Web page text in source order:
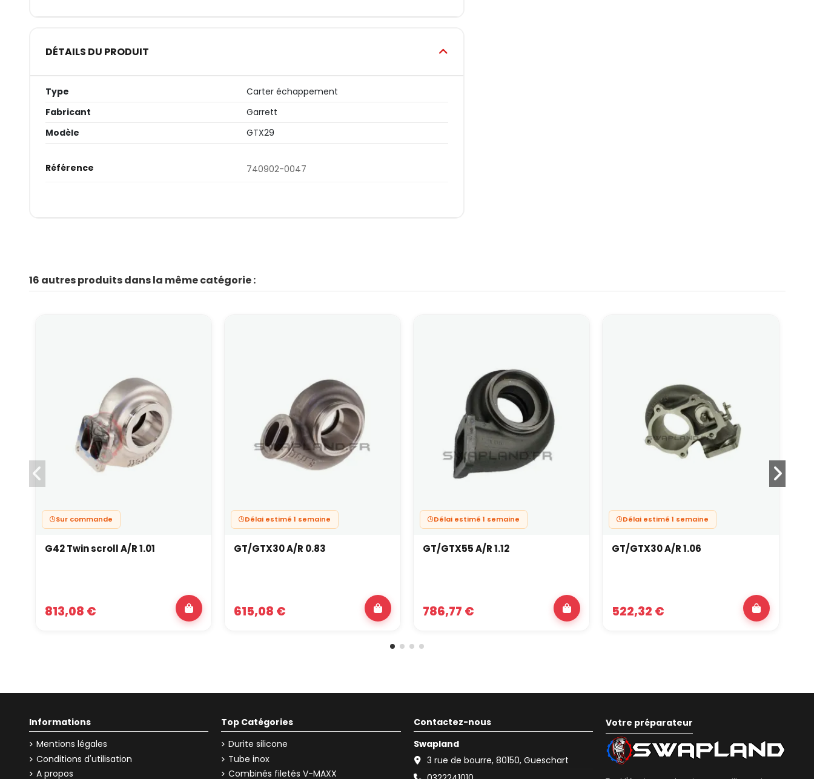
DÉTAILS DU PRODUIT
Type
Carter échappement
Fabricant
Garrett
Modèle
GTX29
Référence 740902-0047
16 autres produits dans la même catégorie :
Sur commande
G42 Twin scroll A/R 1.01
813,08 €
Délai estimé 1 semaine
GT/GTX30 A/R 0.83
615,08 €
Délai estimé 1 semaine
GT/GTX55 A/R 1.12
786,77 €
Délai estimé 1 semaine
GT/GTX30 A/R 1.06
522,32 €
Informations
Mentions légales
Conditions d'utilisation
A propos
Top Catégories
Durite silicone
Tube inox
Combinés filetés V-MAXX
Contactez-nous
Swapland
3 rue de bourre, 80150, Gueschart
Votre préparateur